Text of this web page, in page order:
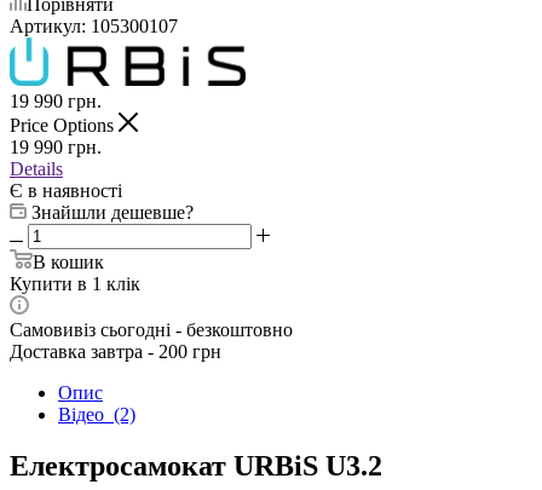
Артикул: 105300107
19 990 грн.
Price Options
19 990 грн.
Details
Є в наявності
Знайшли дешевше?
В кошик
Купити в 1 клік
Самовивіз сьогодні - безкоштовно
Доставка завтра - 200 грн
Опис
Відео (2)
Електросамокат URBiS U3.2